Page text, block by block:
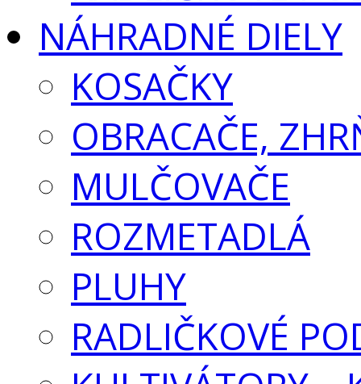
NÁHRADNÉ DIELY
KOSAČKY
OBRACAČE,
MULČOVAČE
ROZMETADLÁ
PLUHY
RADLIČKOVÉ